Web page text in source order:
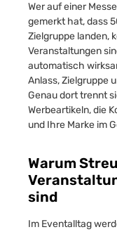
Wer auf einer
gemerkt hat, dass
Zielgruppe landen,
Veranstaltungen
automatisch
Anlass, Zielgruppe
Genau dort trennt
Werbeartikeln, die
und Ihre Marke im
Warum
sind
Im Eventalltag